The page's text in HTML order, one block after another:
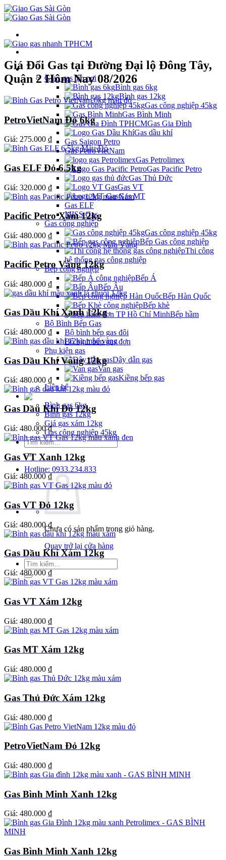
Danh mục
Giao gas tận nơi
Bình gas 6kg
Bình gas 12kg
Gas công nghiệp 45kg
Gas Bình Minh
Gas Gia Đình
Gas dầu khí
Gas Saigon Petro
Gas PetroVietNam
Gas Petrolimex
Gas Pacific Petro
Gas Thủ Đức
Gas VT
Gas MT
Gas ELF
MISS Gas
Gas công nghiệp
Gas công nghiệp 45kg
Bếp Gas công nghiệp
Thi công
hệ thống gas công nghiệp
Bếp công nghiệp
Bếp Á
Bếp Âu
Bếp Hàn Quốc
Bếp khè
Bếp hầm
Bộ Bình Bếp Gas
Bộ bình bếp gas đôi
Bộ bình bếp gas đơn
Phụ kiện gas
Dây dẫn gas
Van gas
Kiềng bếp gas
Liên hệ
Giá Gas
Bình gas 6kg
Bình gas 12kg
Giá gas xám 12kg
Gas công nghiệp 45kg
Tìm
kiếm:
Hotline: 0933.234.833
Chưa có sản phẩm trong giỏ hàng.
Quay trở lại cửa hàng
Tìm
kiếm:
Giá Đổi Gas tại Đường Đại lộ Đông Tây,
Quận 2 Hôm Nay 08/2026
PetroVietNam Đỏ 6kg
Giá: 275.000 ₫
Gas ELF Đỏ 6.5kg
Giá: 320.000 ₫
Pacific Petro Xám 12kg
Giá: 480.000 ₫
Pacific Petro Vàng 12kg
Giá: 480.000 ₫
Gas Dầu Khí Xanh 12kg
Giá: 480.000 ₫
Gas Dầu Khí Vàng 12kg
Giá: 480.000 ₫
Gas Dầu Khí Đỏ 12kg
Giá: 480.000 ₫
Gas VT Xanh 12kg
Giá: 480.000 ₫
Gas VT Đỏ 12kg
Giá: 480.000 ₫
Gas Dầu Khí Xám 12kg
Giá: 480.000 ₫
Gas VT Xám 12kg
Giá: 480.000 ₫
Gas MT Xám 12kg
Giá: 480.000 ₫
Gas Thủ Đức Xám 12kg
Giá: 480.000 ₫
PetroVietNam Đỏ 12kg
Giá: 480.000 ₫
Gas Bình Minh Xanh 12kg
Giá: 480.000 ₫
Gas Bình Minh Xanh 12kg